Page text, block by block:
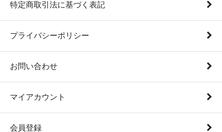
特定商取引法に基づく表記
プライバシーポリシー
お問い合わせ
マイアカウント
会員登録